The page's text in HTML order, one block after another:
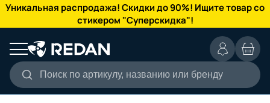
Уникальная распродажа! Скидки до 90%! Ищите товар со
стикером "Суперскидка"!
Поиск по артикулу, названию или бренду
КАТАЛОГ